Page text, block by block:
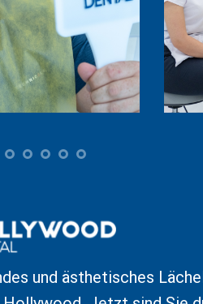
und ästhetisches